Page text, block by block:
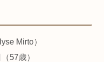
Mirto）
57歳）